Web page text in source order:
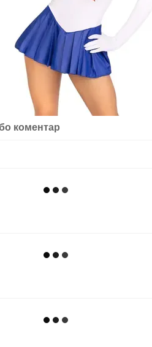
коментар